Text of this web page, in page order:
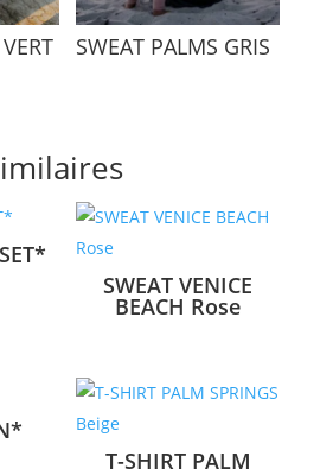
SWEAT PALMS GRIS
SWEAT VENICE
BEACH Rose
T-SHIRT PALM